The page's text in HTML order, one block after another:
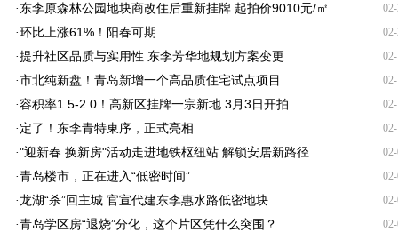
· 东李原森林公园地块商改住后重新挂牌 起拍价9010元/㎡
·环比上涨61%！阳春可期
·提升社区品质与实用性 东李芳华地规划方案变更
·市北纯新盘！青岛新增一个高品质住宅试点项目
·容积率1.5-2.0！高新区挂牌一宗新地 3月3日开拍
· 定了！东李青特東序，正式亮相
·"迎新春 换新房"活动走进地铁枢纽站 解锁安居新路径
·青岛楼市，正在进入“低密时间”
·龙湖“杀”回主城 官宣代建东李惠水路低密地块
·青岛学区房“退烧”分化，这个片区凭什么突围？